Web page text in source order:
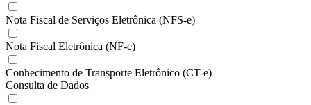
Nota Fiscal de Serviços Eletrônica (NFS-e)
Nota Fiscal Eletrônica (NF-e)
Conhecimento de Transporte Eletrônico (CT-e)
Consulta de Dados